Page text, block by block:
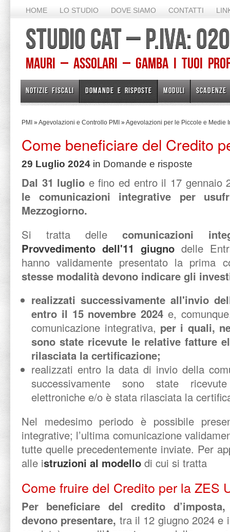
HOME LO STUDIO DOVE SIAMO CONTATTI
STUDIO CAT – P.IVA:
Mauri – Assolari – Gamba I TUOI
NOTIZIE FISCALI DOMANDE E RISPOSTE MODULI SCADENZE
PMI »Agevolazioni e Controllo PMI »Agevolazioni per le Piccole e Medie
Come beneficiare del Credito
29 Luglio 2024 in Domande e risposte
Dal 31 luglio e fino ed entro il 17 gennaio
le comunicazioni integrative per
Mezzogiorno.
Si tratta delle comunicazioni
Provvedimento dell'11 giugno delle
hanno validamente presentato la prima
stesse modalità devono indicare gli
realizzati successivamente all'invio
entro il 15 novembre 2024 e,
comunicazione integrativa, per i quali,
sono state ricevute le relative fatture
rilasciata la certificazione;
realizzati entro la data di invio della
successivamente sono state
elettroniche e/o è stata rilasciata la
Nel medesimo periodo è possibile
integrative; l’ultima comunicazione
tutte quelle precedentemente inviate. Per
alle istruzioni al modello di cui si tratta
Come fruire del Credito per la ZES
Per beneficiare del credito d’imposta,
devono presentare, tra il 12 giugno 2024 e